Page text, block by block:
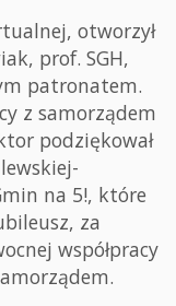
otworzył
prof. SGH,
patronatem.
z samorządem
podziękował
na 5!, które
za
współpracy